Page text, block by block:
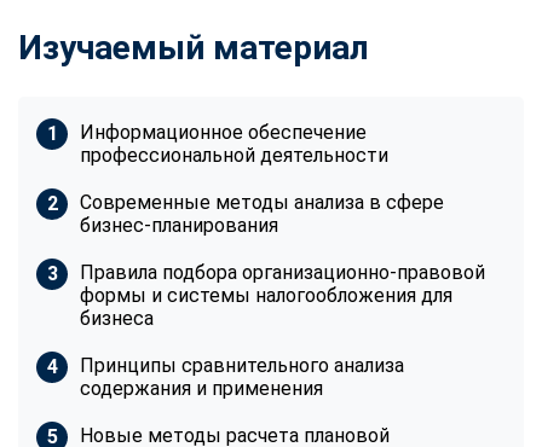
Изучаемый материал
Информационное обеспечение
профессиональной деятельности
Современные методы анализа в сфере
бизнес-планирования
Правила подбора организационно-правовой
формы и системы налогообложения для
бизнеса
Принципы сравнительного анализа
содержания и применения
Новые методы расчета плановой